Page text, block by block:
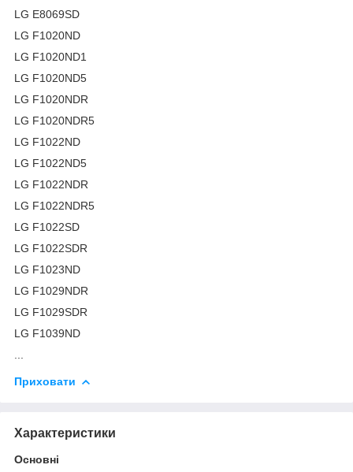
LG E8069SD
LG F1020ND
LG F1020ND1
LG F1020ND5
LG F1020NDR
LG F1020NDR5
LG F1022ND
LG F1022ND5
LG F1022NDR
LG F1022NDR5
LG F1022SD
LG F1022SDR
LG F1023ND
LG F1029NDR
LG F1029SDR
LG F1039ND
Приховати
Характеристики
Основні